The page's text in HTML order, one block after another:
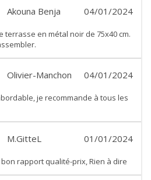
04/01/2024
Akouna Benja
terrasse en métal noir de 75x40 cm.
04/01/2024
Olivier-Manchon
je recommande à tous les
01/01/2024
M.GitteL
rapport qualité-prix, Rien à dire